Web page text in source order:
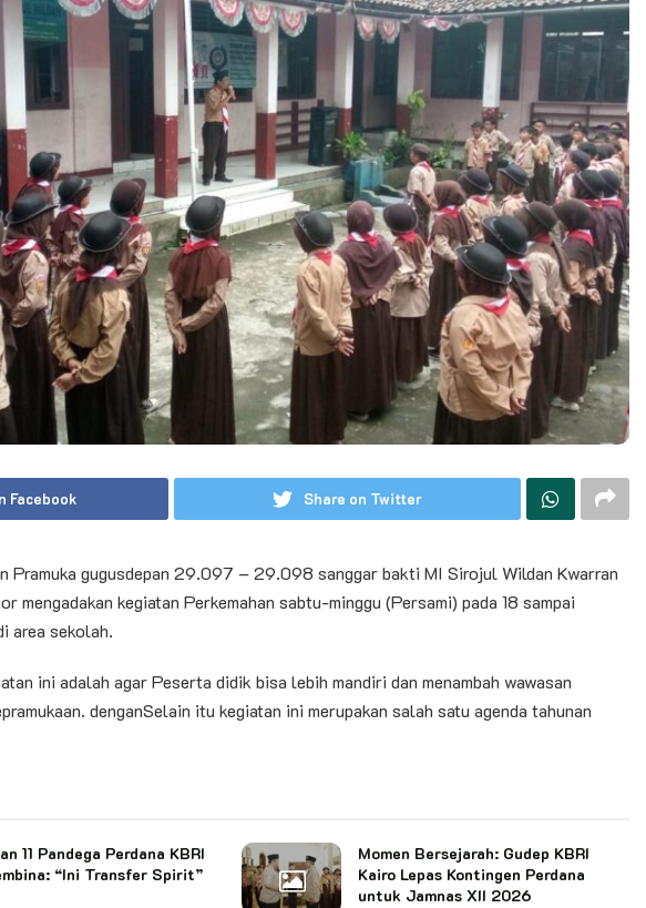
Facebook Share on Twitter
Pramuka gugusdepan 29.097 – 29.098 sanggar bakti MI Sirojul Wildan Kwarran
mengadakan kegiatan Perkemahan sabtu-minggu (Persami) pada 18 sampai
area sekolah.
ini adalah agar Peserta didik bisa lebih mandiri dan menambah wawasan
denganSelain itu kegiatan ini merupakan salah satu agenda tahunan
11 Pandega Perdana KBRI
“Ini Transfer Spirit”
Momen Bersejarah: Gudep KBRI
Kairo Lepas Kontingen Perdana
untuk Jamnas XII 2026